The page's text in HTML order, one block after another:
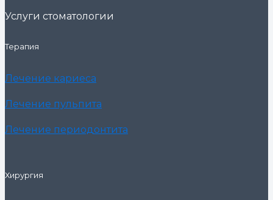
Услуги стоматологии
Терапия
Лечение кариеса
Лечение пульпита
Лечение периодонтита
Хирургия